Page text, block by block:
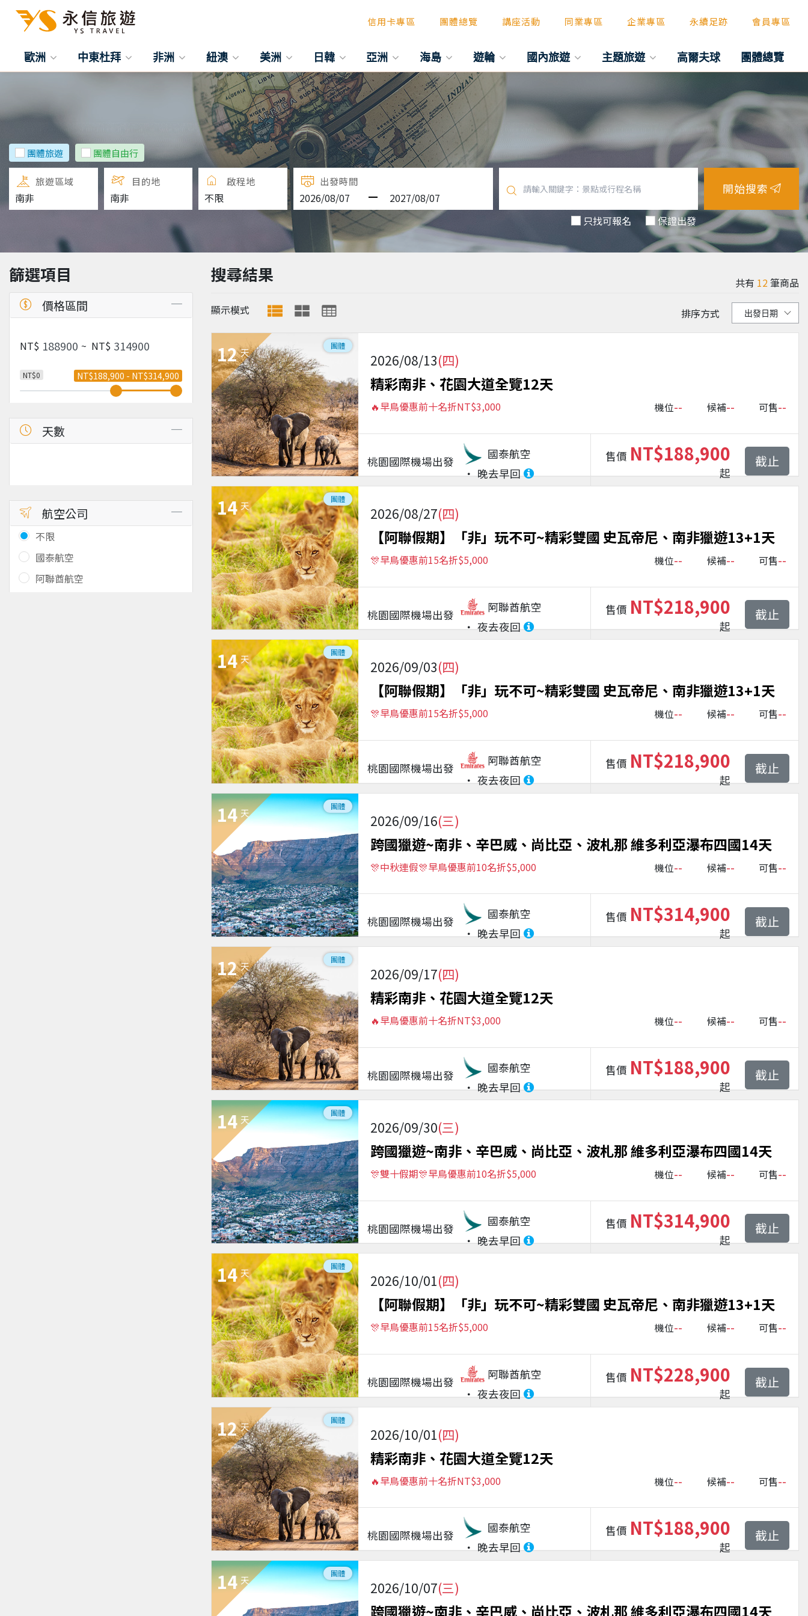
信用卡專區 團體總覽 講座活動 同業專區 企業專區 永續足跡 會員專區
歐洲 中東杜拜 非洲 紐澳 美洲 日韓 亞洲 海島 遊輪 國內旅遊 主題旅遊 高爾夫球 團體總覽
團體旅遊 團體自由行
旅遊區域 目的地 啟程地 出發時間
只找可報名 保證出發
開始搜索
篩選項目
價格區間
NT$ ~ NT$
NT$0 NT$188,900 - NT$314,900
天數
航空公司
不限
國泰航空
阿聯酋航空
搜尋結果 共有 12筆商品
顯示模式
排序方式
12 天
團體
2026/08/13(四)
精彩南非、花園大道全覽12天
🔥早鳥優惠前十名折NT$3,000 機位-- 候補-- 可售--
桃園國際機場出發
國泰航空
晚去早回
售價 NT$188,900
起
截止
14 天
團體
2026/08/27(四)
【阿聯假期】「非」玩不可~精彩雙國 史瓦帝尼、南非獵遊13+1天
🎊早鳥優惠前15名折$5,000 機位-- 候補-- 可售--
桃園國際機場出發
阿聯酋航空
夜去夜回
售價 NT$218,900
起
截止
14 天
團體
2026/09/03(四)
【阿聯假期】「非」玩不可~精彩雙國 史瓦帝尼、南非獵遊13+1天
🎊早鳥優惠前15名折$5,000 機位-- 候補-- 可售--
桃園國際機場出發
阿聯酋航空
夜去夜回
售價 NT$218,900
起
截止
14 天
團體
2026/09/16(三)
跨國獵遊~南非、辛巴威、尚比亞、波札那 維多利亞瀑布四國14天
🎊中秋連假🎊早鳥優惠前10名折$5,000 機位-- 候補-- 可售--
桃園國際機場出發
國泰航空
晚去早回
售價 NT$314,900
起
截止
12 天
團體
2026/09/17(四)
精彩南非、花園大道全覽12天
🔥早鳥優惠前十名折NT$3,000 機位-- 候補-- 可售--
桃園國際機場出發
國泰航空
晚去早回
售價 NT$188,900
起
截止
14 天
團體
2026/09/30(三)
跨國獵遊~南非、辛巴威、尚比亞、波札那 維多利亞瀑布四國14天
🎊雙十假期🎊早鳥優惠前10名折$5,000 機位-- 候補-- 可售--
桃園國際機場出發
國泰航空
晚去早回
售價 NT$314,900
起
截止
14 天
團體
2026/10/01(四)
【阿聯假期】「非」玩不可~精彩雙國 史瓦帝尼、南非獵遊13+1天
🎊早鳥優惠前15名折$5,000 機位-- 候補-- 可售--
桃園國際機場出發
阿聯酋航空
夜去夜回
售價 NT$228,900
起
截止
12 天
團體
2026/10/01(四)
精彩南非、花園大道全覽12天
🔥早鳥優惠前十名折NT$3,000 機位-- 候補-- 可售--
桃園國際機場出發
國泰航空
晚去早回
售價 NT$188,900
起
截止
14 天
團體
2026/10/07(三)
跨國獵遊~南非、辛巴威、尚比亞、波札那 維多利亞瀑布四國14天